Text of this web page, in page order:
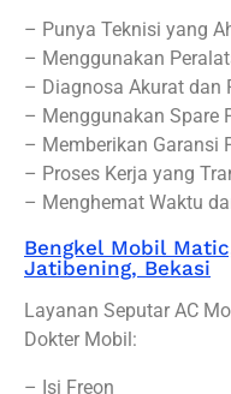
– Punya Teknisi yang
– Menggunakan
– Diagnosa Akurat dan
– Menggunakan Spare
– Memberikan Garansi
– Proses Kerja yang
– Menghemat Waktu
Bengkel Mobil
Jatibening, Bekasi
Layanan Seputar AC
Dokter Mobil:
– Isi Freon